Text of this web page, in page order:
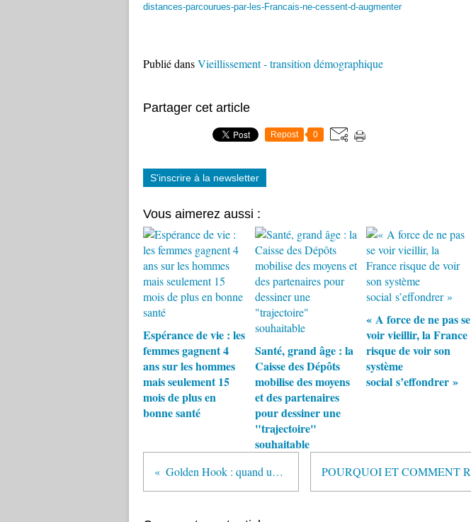
distances-parcourues-par-les-Francais-ne-cessent-d-augmenter
Publié dansVieillissement - transition démographique
Partager cet article
Repost 0
S'inscrire à la newsletter
Vous aimerez aussi :
Espérance de vie : les
femmes gagnent 4
ans sur les hommes
mais seulement 15
mois de plus en
bonne santé
Santé, grand âge : la
Caisse des Dépôts
mobilise des moyens
et des partenaires
pour dessiner une
"trajectoire"
souhaitable
« A force de ne pas se
voir vieillir, la France
risque de voir son
système
social s’effondrer »
Golden Hook : quand un jeune homme fait tricoter les grands-mères...